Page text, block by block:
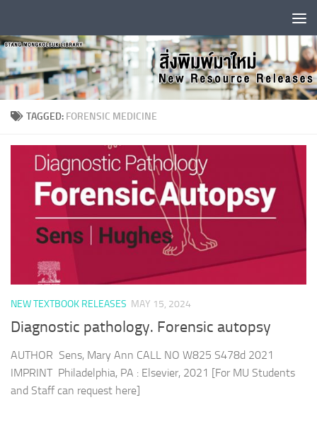
TAGGED: FORENSIC MEDICINE
NEW TEXTBOOK RELEASES MAY 15, 2024
Diagnostic pathology. Forensic autopsy
AUTHOR Sens, Mary Ann CALL NO W825 S478d 2021
IMPRINT Philadelphia, PA : Elsevier, 2021 [For MU Students
and Staff can request here]